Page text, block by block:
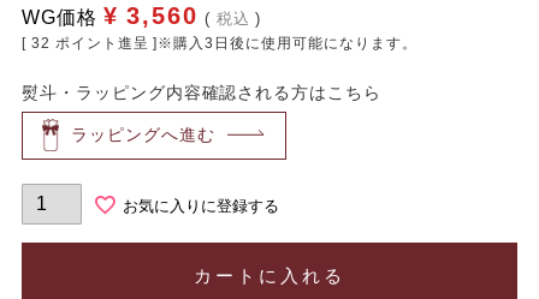
WG価格 ¥ 3,560 税込
[ 32 ポイント進呈 ]※購入3日後に使用可能になります。
熨斗・ラッピング内容確認される方はこちら
ラッピングへ進む
お気に入りに登録する
カートに入れる